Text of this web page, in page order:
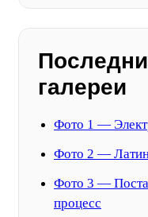
галереи
Фото 1 —
Фото 2 —
Фото 3 —
процесс